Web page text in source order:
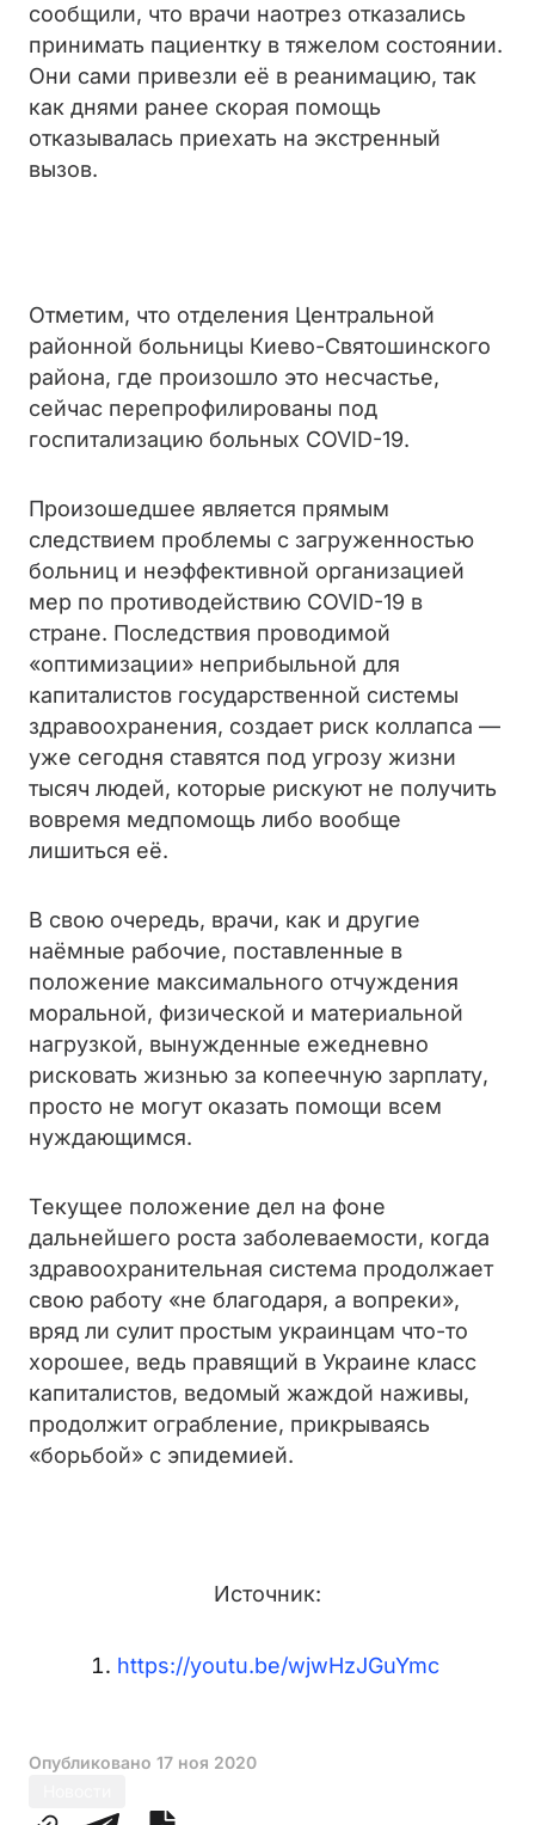
сообщили, что врачи наотрез отказались
принимать пациентку в тяжелом состоянии.
Они сами привезли её в реанимацию, так
как днями ранее скорая помощь
отказывалась приехать на экстренный
вызов.
Отметим, что отделения Центральной
районной больницы Киево-Святошинского
района, где произошло это несчастье,
сейчас перепрофилированы под
госпитализацию больных COVID-19.
Произошедшее является прямым
следствием проблемы с загруженностью
больниц и неэффективной организацией
мер по противодействию COVID-19 в
стране. Последствия проводимой
«оптимизации» неприбыльной для
капиталистов государственной системы
здравоохранения, создает риск коллапса —
уже сегодня ставятся под угрозу жизни
тысяч людей, которые рискуют не получить
вовремя медпомощь либо вообще
лишиться её.
В свою очередь, врачи, как и другие
наёмные рабочие, поставленные в
положение максимального отчуждения
моральной, физической и материальной
нагрузкой, вынужденные ежедневно
рисковать жизнью за копеечную зарплату,
просто не могут оказать помощи всем
нуждающимся.
Текущее положение дел на фоне
дальнейшего роста заболеваемости, когда
здравоохранительная система продолжает
свою работу «не благодаря, а вопреки»,
вряд ли сулит простым украинцам что-то
хорошее, ведь правящий в Украине класс
капиталистов, ведомый жаждой наживы,
продолжит ограбление, прикрываясь
«борьбой» с эпидемией.
Источник:
https://youtu.be/wjwHzJGuYmc
Опубликовано 17 ноя 2020